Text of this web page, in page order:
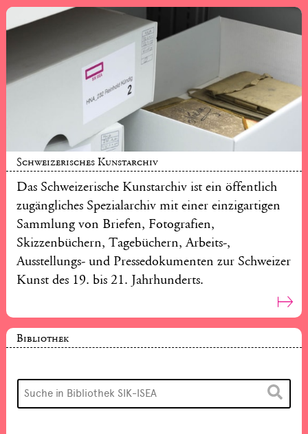
Schweizerisches Kunstarchiv
Das Schweizerische Kunstarchiv ist ein öffentlich
zugängliches Spezialarchiv mit einer einzigartigen
Sammlung von Briefen, Fotografien,
Skizzenbüchern, Tagebüchern, Arbeits-,
Ausstellungs- und Pressedokumenten zur Schweizer
Kunst des 19. bis 21. Jahrhunderts.
Bibliothek